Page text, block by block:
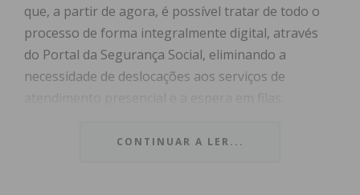
que, a partir de agora, é possível tratar de todo o
processo de forma integralmente digital, através
do Portal da Segurança Social, eliminando a
necessidade de deslocações aos serviços de
CONTINUAR A LER...